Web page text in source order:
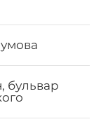
бульвар